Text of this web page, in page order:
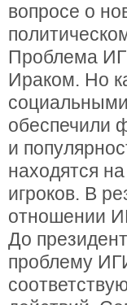
вопросе о
Проблема
Ираком. Но
обеспечили
и
находятся
игроков. В
отношении
До
проблему